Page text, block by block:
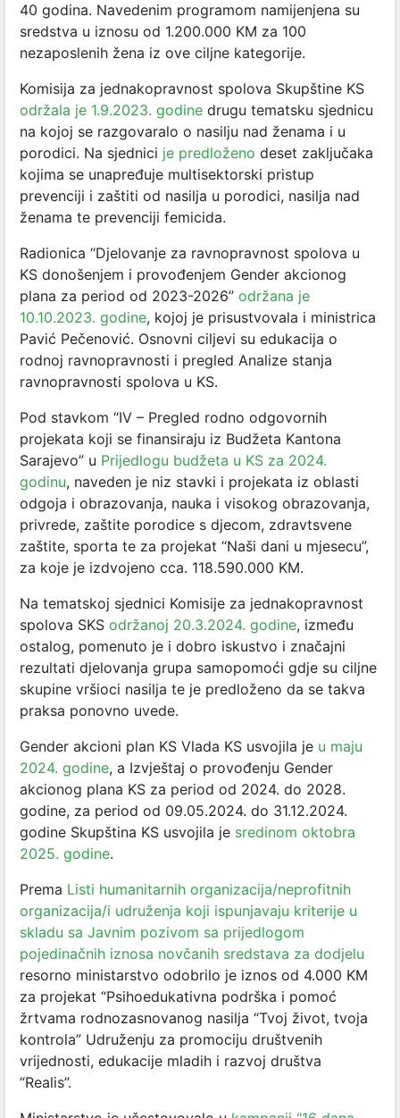
40 godina. Navedenim programom namijenjena su
sredstva u iznosu od 1.200.000 KM za 100
nezaposlenih žena iz ove ciljne kategorije.
Komisija za jednakopravnost spolova Skupštine KS
održala je 1.9.2023. godine drugu tematsku sjednicu
na kojoj se razgovaralo o nasilju nad ženama i u
porodici. Na sjednici je predloženo deset zaključaka
kojima se unapređuje multisektorski pristup
prevenciji i zaštiti od nasilja u porodici, nasilja nad
ženama te prevenciji femicida.
Radionica “Djelovanje za ravnopravnost spolova u
KS donošenjem i provođenjem Gender akcionog
plana za period od 2023-2026” održana je
10.10.2023. godine, kojoj je prisustvovala i ministrica
Pavić Pečenović. Osnovni ciljevi su edukacija o
rodnoj ravnopravnosti i pregled Analize stanja
ravnopravnosti spolova u KS.
Pod stavkom “IV – Pregled rodno odgovornih
projekata koji se finansiraju iz Budžeta Kantona
Sarajevo” u Prijedlogu budžeta u KS za 2024.
godinu, naveden je niz stavki i projekata iz oblasti
odgoja i obrazovanja, nauka i visokog obrazovanja,
privrede, zaštite porodice s djecom, zdravtsvene
zaštite, sporta te za projekat “Naši dani u mjesecu”,
za koje je izdvojeno cca. 118.590.000 KM.
Na tematskoj sjednici Komisije za jednakopravnost
spolova SKS održanoj 20.3.2024. godine, između
ostalog, pomenuto je i dobro iskustvo i značajni
rezultati djelovanja grupa samopomoći gdje su ciljne
skupine vršioci nasilja te je predloženo da se takva
praksa ponovno uvede.
Gender akcioni plan KS Vlada KS usvojila je u maju
2024. godine, a Izvještaj o provođenju Gender
akcionog plana KS za period od 2024. do 2028.
godine, za period od 09.05.2024. do 31.12.2024.
godine Skupština KS usvojila je sredinom oktobra
2025. godine.
Prema Listi humanitarnih organizacija/neprofitnih
organizacija/i udruženja koji ispunjavaju kriterije u
skladu sa Javnim pozivom sa prijedlogom
pojedinačnih iznosa novčanih sredstava za dodjelu
resorno ministarstvo odobrilo je iznos od 4.000 KM
za projekat “Psihoedukativna podrška i pomoć
žrtvama rodnozasnovanog nasilja “Tvoj život, tvoja
kontrola” Udruženju za promociju društvenih
vrijednosti, edukacije mladih i razvoj društva
“Realis”.